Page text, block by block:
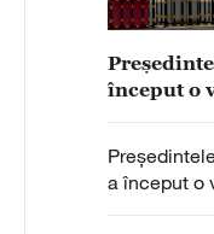
început o
a început o